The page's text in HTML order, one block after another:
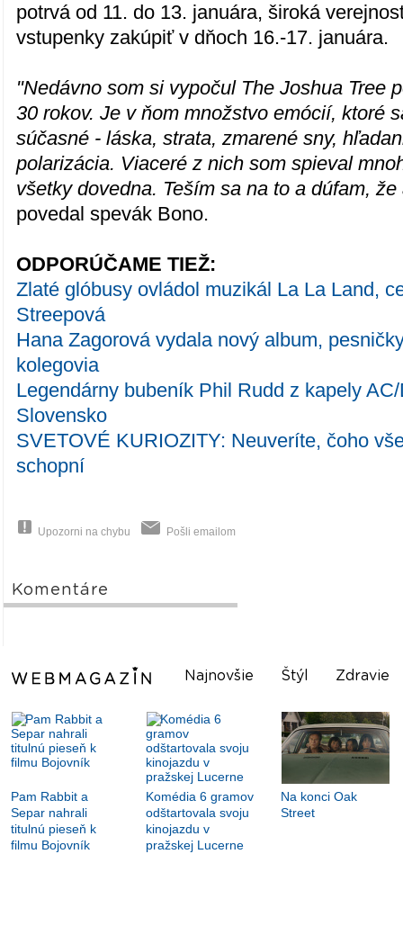
potrvá od 11. do 13. januára, široká
vstupenky zakúpiť v dňoch 16.-17. januára.
"Nedávno som si vypočul The Joshua Tree
30 rokov. Je v ňom množstvo emócií, ktoré
súčasné - láska, strata, zmarené sny,
polarizácia. Viaceré z nich som spieval
všetky dovedna. Teším sa na to a dúfam,
povedal spevák Bono.
ODPORÚČAME TIEŽ:
Zlaté glóbusy ovládol muzikál La La Land,
Streepová
Hana Zagorová vydala nový album,
kolegovia
Legendárny bubeník Phil Rudd z kapely
Slovensko
SVETOVÉ KURIOZITY: Neuveríte, čoho
schopní
Upozorni na chybu Pošli emailom
Komentáre
Najnovšie Štýl Zdravie
Pam Rabbit a
Separ nahrali
titulnú pieseň k
filmu Bojovník
Komédia 6 gramov
odštartovala svoju
kinojazdu v
pražskej Lucerne
Na konci Oak
Street